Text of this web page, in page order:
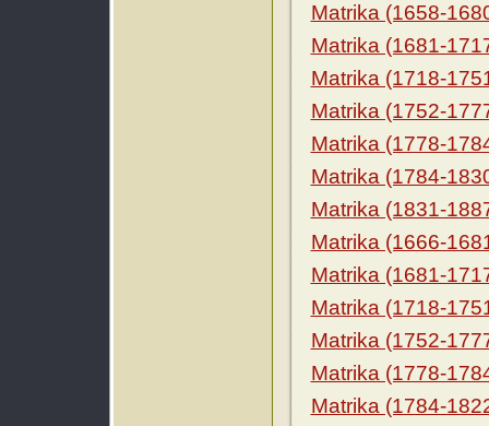
Matrika (1658-
Matrika (1681-
Matrika (1718-
Matrika (1752-
Matrika (1778-
Matrika (1784-
Matrika (1831-
Matrika (1666-
Matrika (1681-
Matrika (1718-
Matrika (1752-
Matrika (1778-
Matrika (1784-